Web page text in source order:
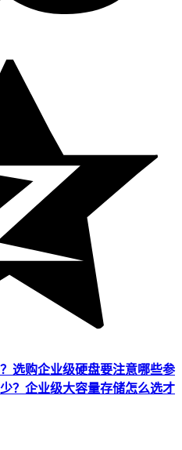
选购企业级硬盘要注意哪些参
？企业级大容量存储怎么选才